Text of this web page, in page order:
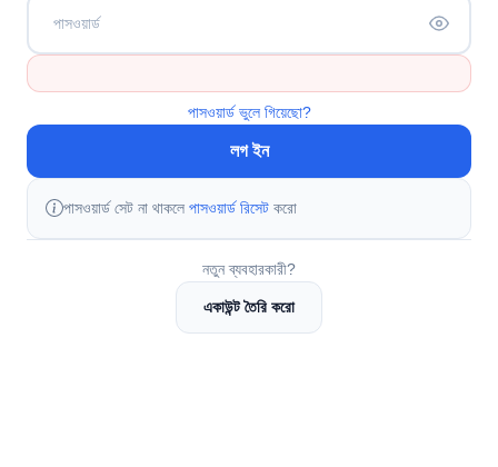
পাসওয়ার্ড
পাসওয়ার্ড ভুলে গিয়েছো?
লগ ইন
পাসওয়ার্ড সেট না থাকলে পাসওয়ার্ড রিসেট করো
নতুন ব্যবহারকারী?
একাউন্ট তৈরি করো